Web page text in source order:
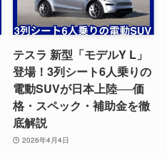
テスラ 新型「モデルY L」
登場！3列シート6人乗りの
電動SUVが日本上陸──価
格・スペック・補助金を徹
底解説
2026年4月4日